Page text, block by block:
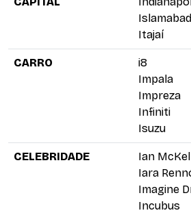
Islamabad
Itajaí
CARRO
i8
Impala
Impreza
Infiniti
Isuzu
CELEBRIDADE
Ian
Iara
Imagine
Incubus